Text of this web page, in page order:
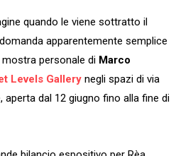
quando le viene sottratto il
apparentemente semplice
mostra personale di Marco
Levels Gallery negli spazi di via
aperta dal 12 giugno fino alla fine di